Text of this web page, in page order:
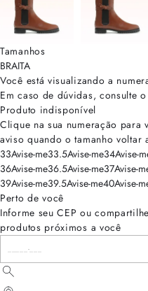
Tamanhos
BRAITA
Você está visualizando a
Em caso de dúvidas, consulte o
Produto indisponível
Clique na sua numeração
aviso quando o tamanho voltar
33Avise-me33.5Avise-me34Avise-
36Avise-me36.5Avise-me37Avise-
39Avise-me39.5Avise-me40Avise-
Perto de você
Informe seu CEP ou
produtos próximos a você